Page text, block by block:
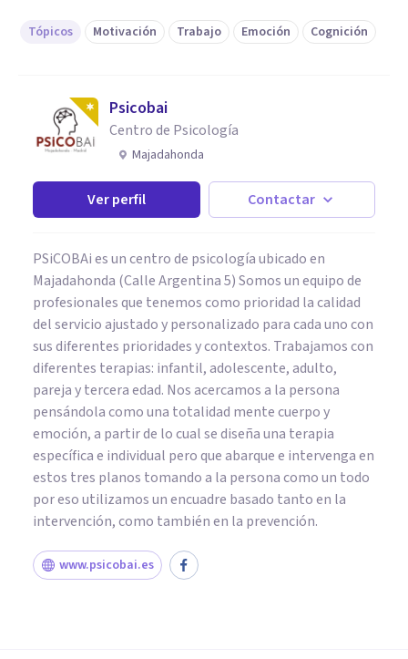
Tópicos Motivación Trabajo Emoción Cognición
Psicobai
Centro de Psicología
Majadahonda
Ver perfil Contactar
PSiCOBAi es un centro de psicología ubicado en
Majadahonda (Calle Argentina 5) Somos un equipo de
profesionales que tenemos como prioridad la calidad
del servicio ajustado y personalizado para cada uno con
sus diferentes prioridades y contextos. Trabajamos con
diferentes terapias: infantil, adolescente, adulto,
pareja y tercera edad. Nos acercamos a la persona
pensándola como una totalidad mente cuerpo y
emoción, a partir de lo cual se diseña una terapia
específica e individual pero que abarque e intervenga en
estos tres planos tomando a la persona como un todo
por eso utilizamos un encuadre basado tanto en la
intervención, como también en la prevención.
www.psicobai.es